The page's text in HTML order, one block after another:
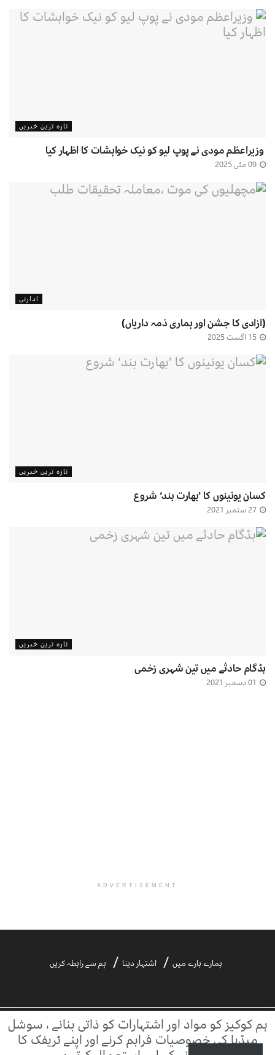
تازہ ترین خبریں
وزیراعظم مودی نے پوپ لیو کو نیک خواہشات کا اظہار کیا
ادارتی
(آزادی کا جشن اور ہماری ذمہ داریاں)
تازہ ترین خبریں
کسان یونینوں کا ’بھارت بند‘ شروع
تازہ ترین خبریں
بڈگام حادثے میں تین شہری زخمی
ADVERTISEMENT
ہمارے بارے میں اشتہار دینا ہم سے رابطہ کریں
©2021 ڈیلی آفتاب | ڈیلی آفتاب بیرونی ویب سائٹس کے مواد کا ذمہ دار نہیں ہے۔
ہم کوکیز کو مواد اور اشتہارات کو ذاتی بنانے ، سوشل
میڈیا کی خصوصیات فراہم کرنے اور اپنے ٹریفک کا